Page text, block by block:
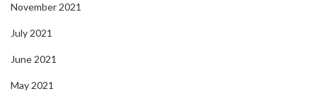
November 2021
July 2021
June 2021
May 2021